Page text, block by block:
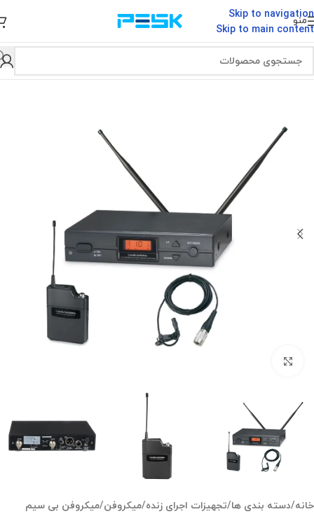
Skip to navigation
Skip to main content
منو
خانه/دسته بندی ها/تجهیزات اجرای زنده/میکروفن/میکروفن بی سیم